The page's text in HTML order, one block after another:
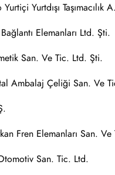
Yurtdışı Taşımacılık
Elemanları Ltd. Şti.
San. Ve Tic. Ltd. Şti.
Ambalaj Çeliği San. Ve
Fren Elemanları San.
San. Tic. Ltd.